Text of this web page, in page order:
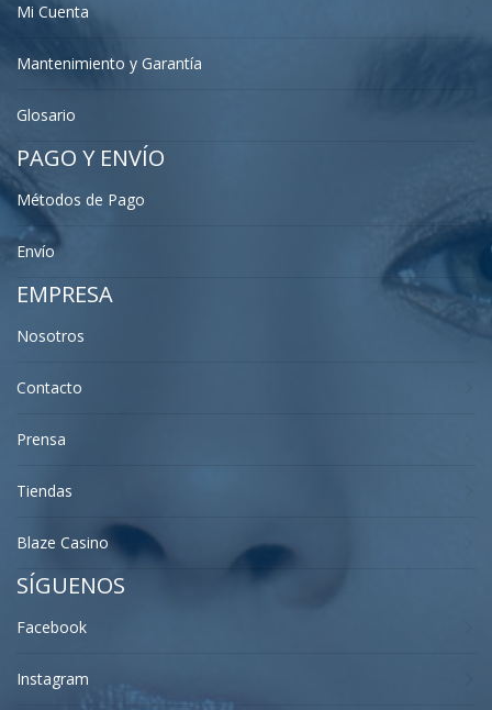
Mi Cuenta
Mantenimiento y Garantía
Glosario
PAGO Y ENVÍO
Métodos de Pago
Envío
EMPRESA
Nosotros
Contacto
Prensa
Tiendas
Blaze Casino
SÍGUENOS
Facebook
Instagram